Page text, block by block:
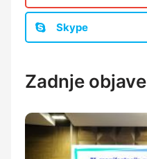
Skype
Zadnje objave